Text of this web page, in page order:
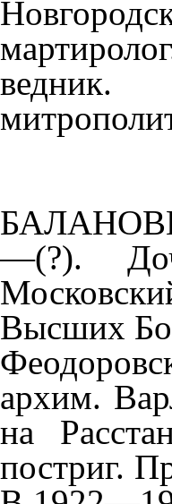
ведник.
—(?).
Высших
архим.
на
постриг.